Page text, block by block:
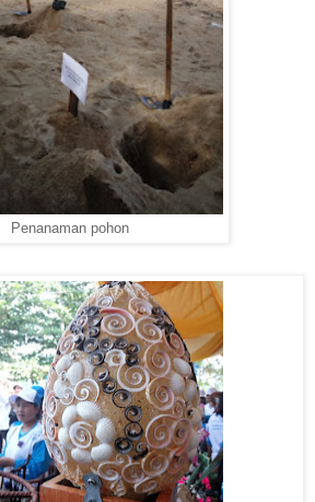
Penanaman pohon